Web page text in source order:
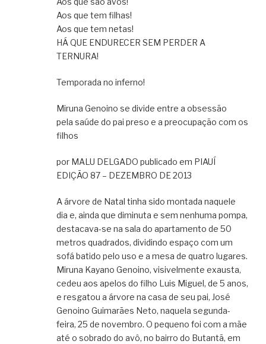
Aos que tem filhas!
Aos que tem netas!
HÁ QUE ENDURECER SEM PERDER A
TERNURA!
Temporada no inferno!
Miruna Genoino se divide entre a obsessão
pela saúde do pai preso e a preocupação com os
filhos
por MALU DELGADO publicado em PIAUÍ
EDIÇÃO 87 – DEZEMBRO DE 2013
A árvore de Natal tinha sido montada naquele
dia e, ainda que diminuta e sem nenhuma pompa,
destacava-se na sala do apartamento de 50
metros quadrados, dividindo espaço com um
sofá batido pelo uso e a mesa de quatro lugares.
Miruna Kayano Genoino, visivelmente exausta,
cedeu aos apelos do filho Luis Miguel, de 5 anos,
e resgatou a árvore na casa de seu pai, José
Genoino Guimarães Neto, naquela segunda-
feira, 25 de novembro. O pequeno foi com a mãe
até o sobrado do avô, no bairro do Butantã, em